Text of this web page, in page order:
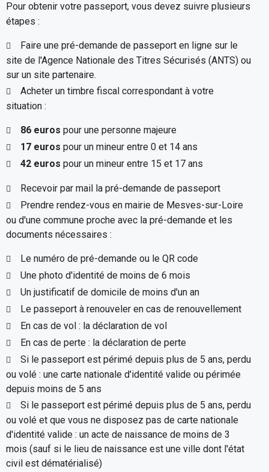
Pour obtenir votre passeport, vous devez suivre plusieurs
étapes :
Faire une pré-demande de passeport en ligne sur le
site de l'Agence Nationale des Titres Sécurisés (ANTS) ou
sur un site partenaire.
Acheter un timbre fiscal correspondant à votre
situation :
86 euros pour une personne majeure
17 euros pour un mineur entre 0 et 14 ans
42 euros pour un mineur entre 15 et 17 ans
Recevoir par mail la pré-demande de passeport
Prendre rendez-vous en mairie de Mesves-sur-Loire
ou d'une commune proche avec la pré-demande et les
documents nécessaires :
Le numéro de pré-demande ou le QR code
Une photo d'identité de moins de 6 mois
Un justificatif de domicile de moins d'un an
Le passeport à renouveler en cas de renouvellement
En cas de vol : la déclaration de vol
En cas de perte : la déclaration de perte
Si le passeport est périmé depuis plus de 5 ans, perdu
ou volé : une carte nationale d'identité valide ou périmée
depuis moins de 5 ans
Si le passeport est périmé depuis plus de 5 ans, perdu
ou volé et que vous ne disposez pas de carte nationale
d'identité valide : un acte de naissance de moins de 3
mois (sauf si le lieu de naissance est une ville dont l'état
civil est dématérialisé)